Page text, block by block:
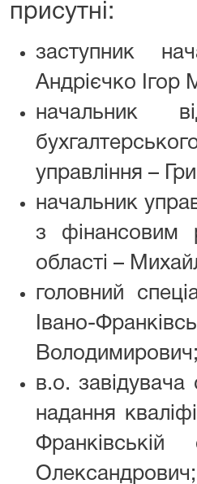
присутні:
заступник
Андрієчко Ігор
начальник
управління –
начальник
з фінансовим
області –
головний
Івано-
Володимирович;
в.о. завідувача
надання
Олександрович;